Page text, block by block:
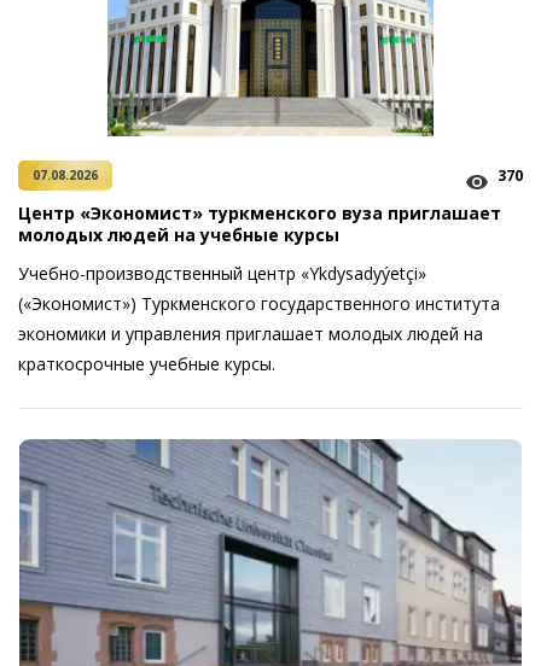
07.08.2026 370
Центр «Экономист» туркменского вуза приглашает
молодых людей на учебные курсы
Учебно-производственный центр «Ykdysadyýetçi»
(«Экономист») Туркменского государственного института
экономики и управления приглашает молодых людей на
краткосрочные учебные курсы.